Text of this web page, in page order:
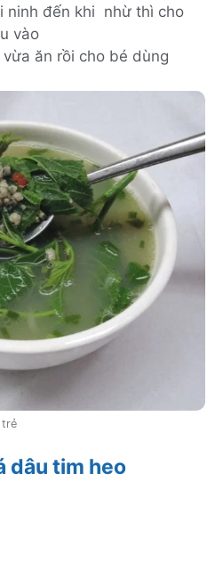
ninh đến khi nhừ thì cho
vào
ăn rồi cho bé dùng
trẻ
dâu tim heo